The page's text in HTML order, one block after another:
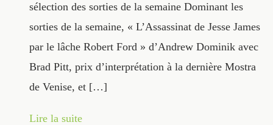
sélection des sorties de la semaine Dominant les
sorties de la semaine, « L’Assassinat de Jesse James
par le lâche Robert Ford » d’Andrew Dominik avec
Brad Pitt, prix d’interprétation à la dernière Mostra
de Venise, et […]
Lire la suite